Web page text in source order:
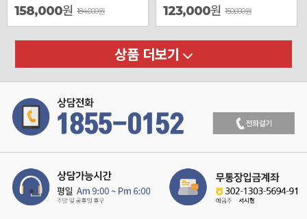
158,000원 184,000원 123,000원 150,000원
상품 더보기